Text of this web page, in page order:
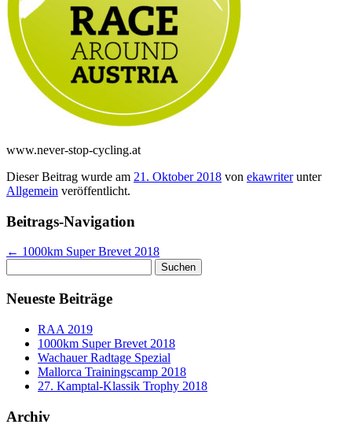
www.never-stop-cycling.at
Dieser Beitrag wurde am 21. Oktober 2018 von ekawriterunter
Allgemein veröffentlicht.
Beitrags-Navigation
← 1000km Super Brevet 2018
nach:
Neueste Beiträge
RAA 2019
1000km Super Brevet 2018
Wachauer Radtage Spezial
Mallorca Trainingscamp 2018
27. Kamptal-Klassik Trophy 2018
Archiv